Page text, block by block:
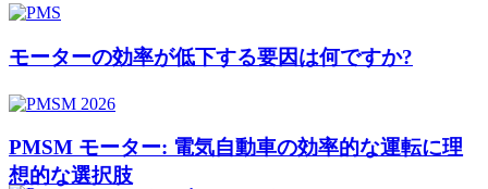
モーターの効率が低下する要因は何ですか?
PMSM モーター: 電気自動車の効率的な運転に理
想的な選択肢